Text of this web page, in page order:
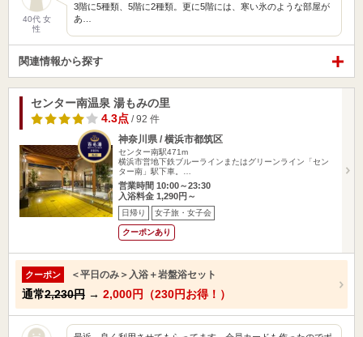
40代 女
性
3階に5種類、5階に2種類。更に5階には、寒い氷のような部屋が
あ…
関連情報から探す
センター南温泉 湯もみの里
4.3点 / 92 件
神奈川県 / 横浜市都筑区
センター南駅471m
横浜市営地下鉄ブルーラインまたはグリーンライン「セン
ター南」駅下車。…
営業時間 10:00～23:30
入浴料金 1,290円～
日帰り 女子旅・女子会
クーポンあり
クーポン ＜平日のみ＞入浴＋岩盤浴セット
通常2,230円 → 2,000円（230円お得！）